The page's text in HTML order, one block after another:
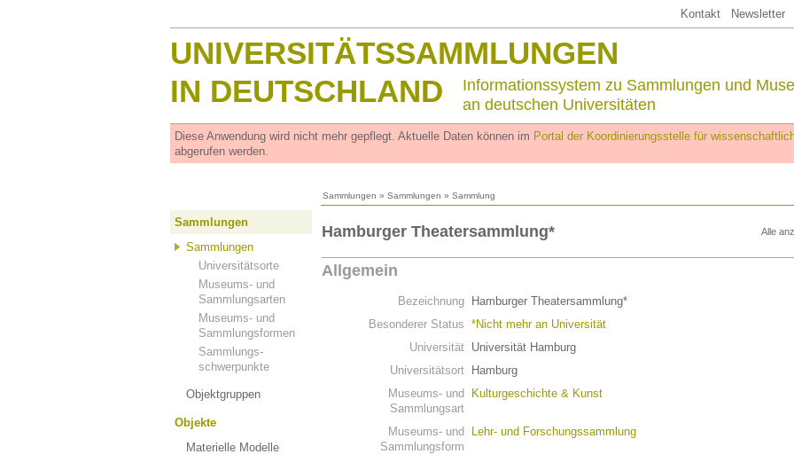
Kontakt Newsletter
UNIVERSITÄTSSAMMLUNGEN
IN DEUTSCHLAND
Informationssystem zu Sammlungen und
an deutschen Universitäten
Diese Anwendung wird nicht mehr gepflegt. Aktuelle Daten können im Portal der Koordinierungsstelle für
abgerufen werden.
Sammlungen » Sammlungen » Sammlung
Sammlungen
Sammlungen
Universitätsorte
Museums- und
Sammlungsarten
Museums- und
Sammlungsformen
Sammlungs-
schwerpunkte
Objektgruppen
Objekte
Materielle Modelle
Alle
Hamburger Theatersammlung*
Allgemein
Bezeichnung
Hamburger Theatersammlung*
Besonderer Status *Nicht mehr an Universität
Universität Universität Hamburg
Universitätsort
Hamburg
Museums- und
Sammlungsart
Kulturgeschichte & Kunst
Museums- und
Sammlungsform
Lehr- und Forschungssammlung